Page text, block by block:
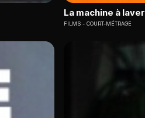
La machine à laver
FILMS COURT-MÉTRAGE